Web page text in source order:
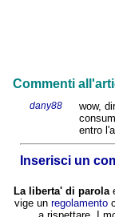
Commenti
dany88
wow,
entro
Inserisci un
La liberta' di parola
vige un regolamento